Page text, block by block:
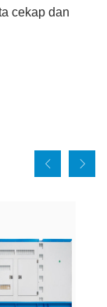
cekap dan